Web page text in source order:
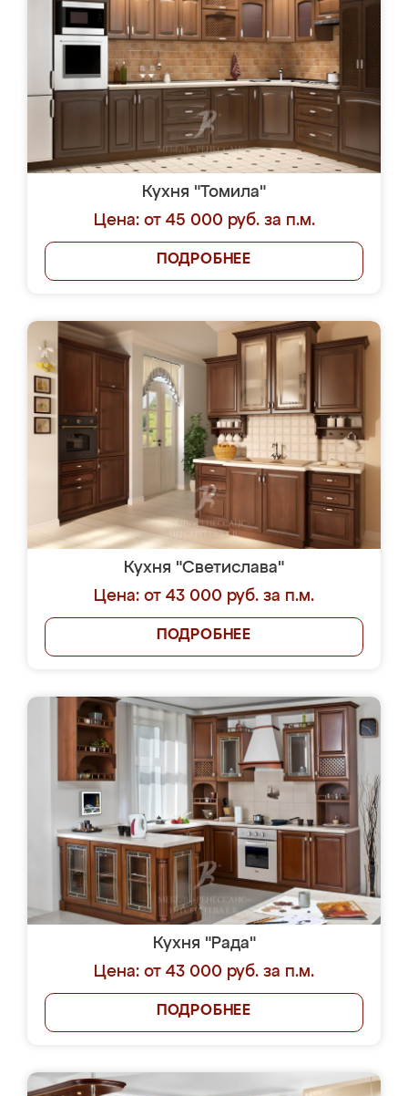
Кухня "Томила"
Цена: от 45 000 руб. за п.м.
ПОДРОБНЕЕ
Кухня "Светислава"
Цена: от 43 000 руб. за п.м.
ПОДРОБНЕЕ
Кухня "Рада"
Цена: от 43 000 руб. за п.м.
ПОДРОБНЕЕ